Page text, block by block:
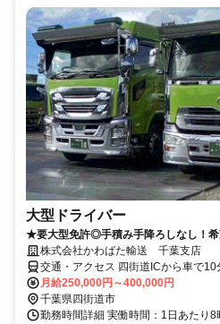
大型ドライバー
★要大型免許◎手積み手降ろしなし！
株式会社かわばた輸送 千葉支店
交通・アクセス 四街道ICから車で10
月給250,000円～400,000円
千葉県四街道市
勤務時間詳細 実働時間：1日あたり